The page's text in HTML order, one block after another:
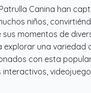
Canina han
niños,
momentos de
explorar una variedad
con esta
interactivos,